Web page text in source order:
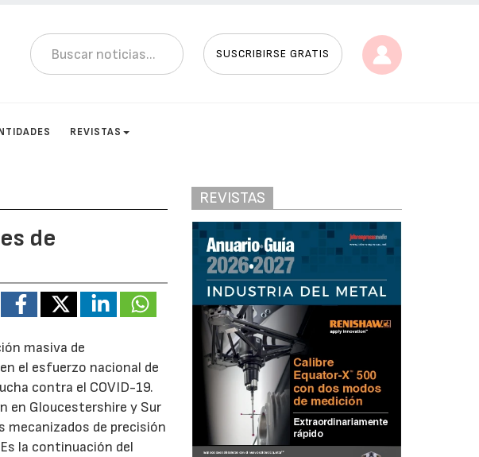
SUSCRIBIRSE GRATIS
REVISTAS
de
masiva de
el esfuerzo nacional de
contra el COVID-19.
en Gloucestershire y Sur
mecanizados de precisión
la continuación del
REVISTAS